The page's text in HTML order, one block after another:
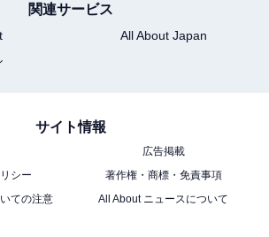
関連サービス
All About Japan
サイト情報
広告掲載
シー
著作権・商標・免責事項
ての注意
All About ニュースについて